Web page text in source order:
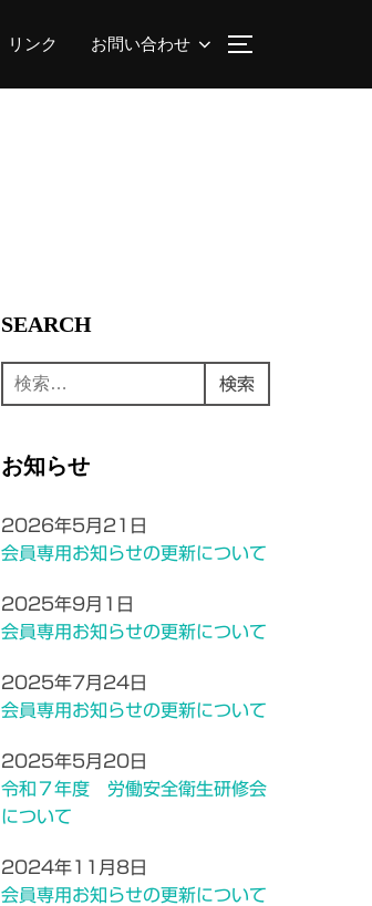
リンク お問い合わせ サイドバーと
SEARCH
検
索:
検索
お知らせ
2026年5月21日
会員専用お知らせの更新について
2025年9月1日
会員専用お知らせの更新について
2025年7月24日
会員専用お知らせの更新について
2025年5月20日
令和７年度 労働安全衛生研修会
について
2024年11月8日
会員専用お知らせの更新について